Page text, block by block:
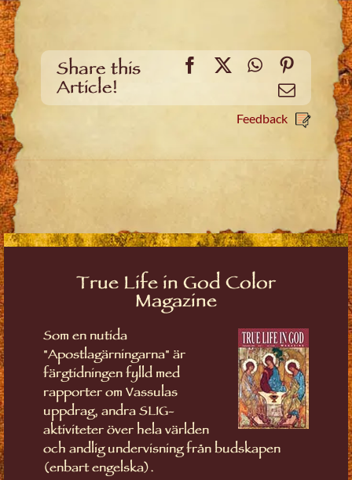
Share this
Article!
Facebook
X WhatsApp
Email
Feedback
True Life in God Color
Magazine
Som en nutida
"Apostlagärningarna" är
färgtidningen fylld med
rapporter om Vassulas
uppdrag, andra SLIG-
aktiviteter över hela världen
och andlig undervisning från budskapen
(enbart engelska).